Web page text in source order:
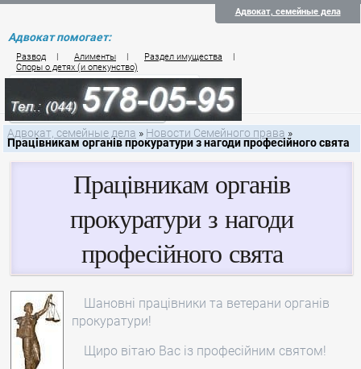
Адвокат, семейные дела
Адвокат помогает:
Развод | Алименты | Раздел имущества
|
Споры о детях (и опекунство)
Цены на услуги по семейному праву
Контакты семейного юриста
Адвокат, семейные дела » Новости Семейного права »
Працівникам органів прокуратури з нагоди професійного свята
Працівникам органів
прокуратури з нагоди
професійного свята
Шановні працівники та ветерани органів
прокуратури!
Щиро вітаю Вас із професійним святом!